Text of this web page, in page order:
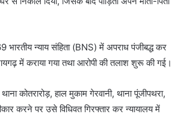
न्याय संहिता (BNS) में अपराध पंजीबद्ध कर
में कराया गया तथा आरोपी की तलाश शुरू की गई।
कोतरारोड़, हाल मुकाम गेरवानी, थाना पूंजीपथरा,
करने पर उसे विधिवत गिरफ्तार कर न्यायालय में